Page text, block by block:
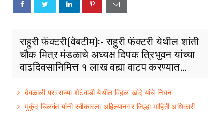
राहुरी फॅक्टरी(वेबटीम):- राहुरी फॅक्टरी येथील शांती
चौक मित्र मंडळाचे अध्यक्ष दिपक त्रिभुवन यांच्या
वाढदिवसानिमित्त १ लाख वह्या वाटप करण्यात...
देवळाली प्रवराच्या शेटेवाडी येथील विठ्ठल खांदे यांचे निधन
मुकुंद चिलवंत यांनी स्वीकारला अहिल्यानगर जिल्हा माहिती अधिकारी